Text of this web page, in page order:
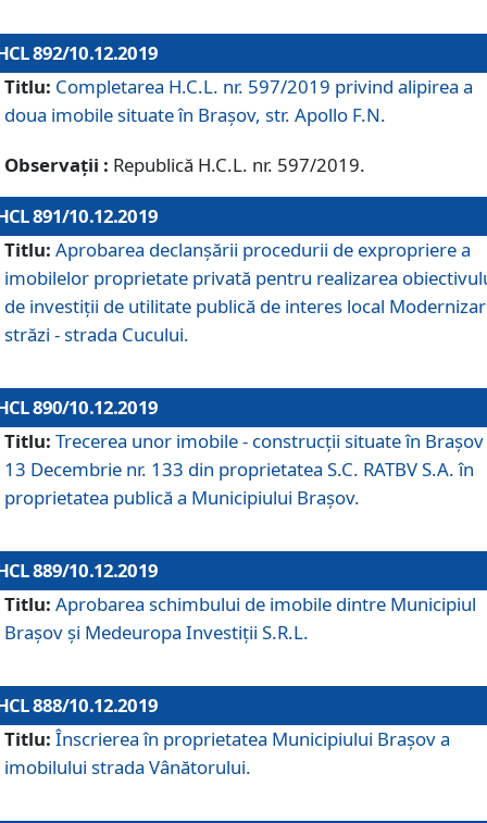
892/10.12.2019
Titlu: Completarea H.C.L. nr. 597/2019 privind alipirea a
doua imobile situate în Brașov, str. Apollo F.N.
Observații : Republică H.C.L. nr. 597/2019.
891/10.12.2019
Titlu: Aprobarea declanșării procedurii de expropriere a
imobilelor proprietate privată pentru realizarea
de investiții de utilitate publică de interes local
străzi - strada Cucului.
890/10.12.2019
Titlu: Trecerea unor imobile - construcții situate în Brașov
13 Decembrie nr. 133 din proprietatea S.C. RATBV S.A. în
proprietatea publică a Municipiului Brașov.
889/10.12.2019
Titlu: Aprobarea schimbului de imobile dintre Municipiul
Brașov și Medeuropa Investiții S.R.L.
888/10.12.2019
Titlu: Înscrierea în proprietatea Municipiului Braşov a
imobilului strada Vânătorului.